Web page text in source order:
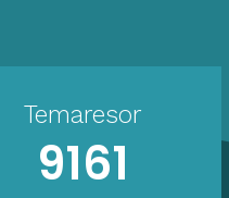
Temaresor
9161